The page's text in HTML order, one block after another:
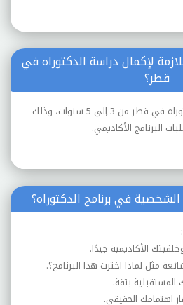
لإكمال دراسة الدكتوراه في
قطر؟
عادةً ما تستغرق دراسة الدكتوراه في قطر من 3 إلى 5 سنوات، وذلك
البرنامج الأكاديمي.
في برنامج الدكتوراه؟
الأكاديمية جيدًا.
مثل لماذا اخترت هذا البرنامج؟.
بثقة.
اهتمامك الحقيقي.